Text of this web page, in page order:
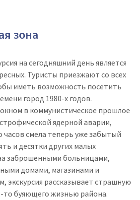
зона
на сегодняшний день является
Туристы приезжают со всех
иметь возможность посетить
город 1980-х годов.
в коммунистическое прошлое
ядерной аварии,
часов смела теперь уже забытый
и десятки других малых
заброшенными больницами,
домами, магазинами и
экскурсия рассказывает страшную
то буяющего жизнью района.